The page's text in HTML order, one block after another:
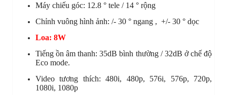
Máy chiếu góc: 12.8 ° tele / 14 ° rộng
Chỉnh vuông hình ảnh: /- 30 ° ngang , +/- 30 ° dọc
Loa: 8W
Tiếng ồn âm thanh: 35dB bình thường / 32dB ở chế độ
Eco mode.
Video tương thích: 480i, 480p, 576i, 576p, 720p,
1080i, 1080p